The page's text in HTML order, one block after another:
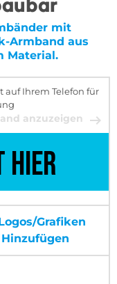
mit
Armband aus
Material.
Ihrem Telefon für
anzuzeigen
Grafiken
Hinzufügen